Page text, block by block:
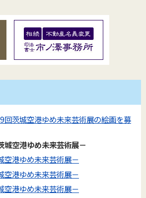
回茨城空港ゆめ未来芸術展の絵画を募
城空港ゆめ未来芸術展－
空港ゆめ未来芸術展－
空港ゆめ未来芸術展－
空港ゆめ未来芸術展－